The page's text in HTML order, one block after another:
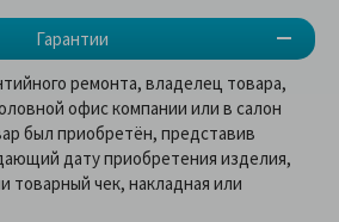
Гарантии
ремонта, владелец товара,
офис компании или в салон
был приобретён, представив
дату приобретения изделия,
товарный чек, накладная или